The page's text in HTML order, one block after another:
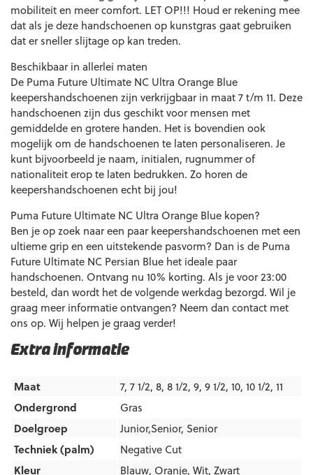
Extra informatie
Maat
7, 7 1/2, 8, 8 1/2, 9, 9 1/2, 10, 10 1/2, 11
Ondergrond
Gras
Doelgroep
Junior,Senior, Senior
Techniek (palm)
Negative Cut
Kleur
Blauw, Oranje, Wit, Zwart
mobiliteit en meer comfort. LET OP!!! Houd er rekening mee
dat als je deze handschoenen op kunstgras gaat gebruiken
dat er sneller slijtage op kan treden.
Beschikbaar in allerlei maten
De Puma Future Ultimate NC Ultra Orange Blue
keepershandschoenen zijn verkrijgbaar in maat 7 t/m 11. Deze
handschoenen zijn dus geschikt voor mensen met
gemiddelde en grotere handen. Het is bovendien ook
mogelijk om de handschoenen te laten personaliseren. Je
kunt bijvoorbeeld je naam, initialen, rugnummer of
nationaliteit erop te laten bedrukken. Zo horen de
keepershandschoenen echt bij jou!
Puma Future Ultimate NC Ultra Orange Blue kopen?
Ben je op zoek naar een paar keepershandschoenen met een
ultieme grip en een uitstekende pasvorm? Dan is de Puma
Future Ultimate NC Persian Blue het ideale paar
handschoenen. Ontvang nu 10% korting. Als je voor 23:00
besteld, dan wordt het de volgende werkdag bezorgd. Wil je
graag meer informatie ontvangen? Neem dan contact met
ons op. Wij helpen je graag verder!